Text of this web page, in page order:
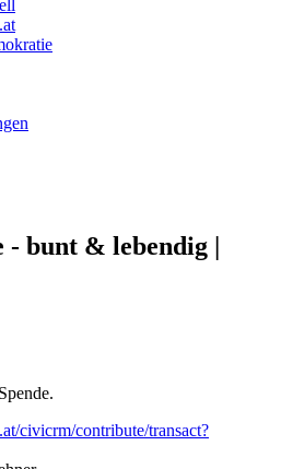
bunt & lebendig |
civicrm/contribute/transact?